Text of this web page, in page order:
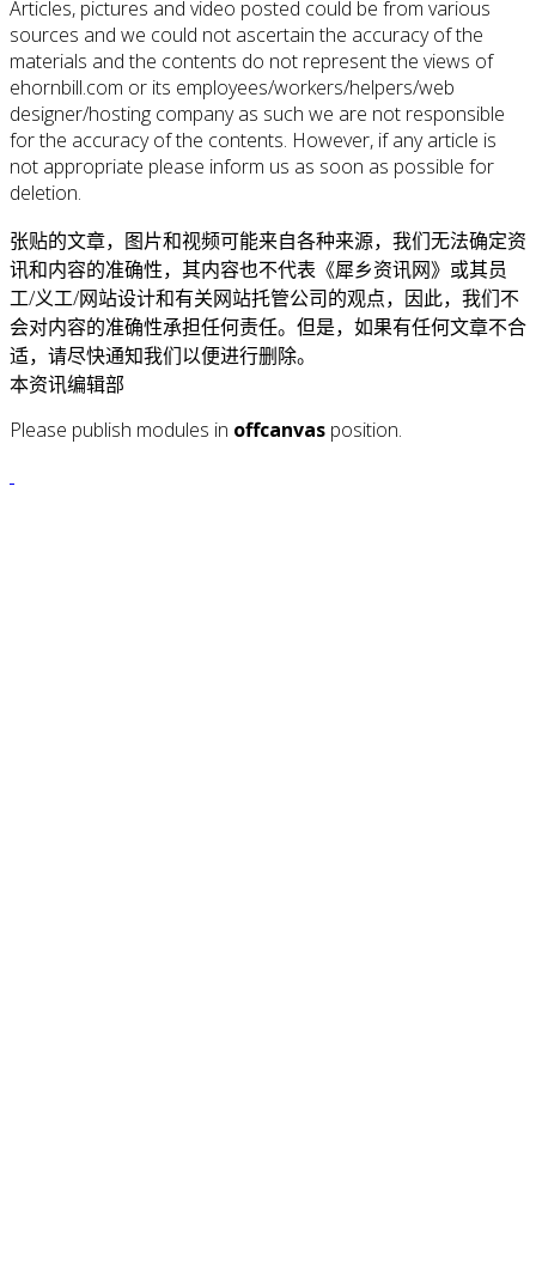
Articles, pictures and video posted could be from various
sources and we could not ascertain the accuracy of the
materials and the contents do not represent the views of
ehornbill.com or its employees/workers/helpers/web
designer/hosting company as such we are not responsible
for the accuracy of the contents. However, if any article is
not appropriate please inform us as soon as possible for
deletion.
张贴的文章，图片和视频可能来自各种来源，我们无法确定资
讯和内容的准确性，其内容也不代表《犀乡资讯网》或其员
工/义工/网站设计和有关网站托管公司的观点，因此，我们不
会对内容的准确性承担任何责任。但是，如果有任何文章不合
适，请尽快通知我们以便进行删除。
本资讯编辑部
Please publish modules in offcanvas position.